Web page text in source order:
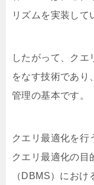
リズムを実装して
したがって、クエ
をなす技術であり
管理の基本です。
クエリ最適化を行
クエリ最適化の目
（DBMS）にお